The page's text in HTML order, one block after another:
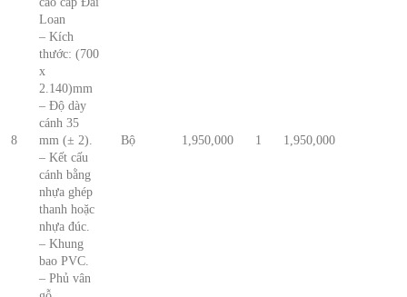
8
Loan
– Kích
thước: (700
x
2.140)mm
– Độ dày
cánh 35
mm (± 2).
– Kết cấu
cánh bằng
nhựa ghép
thanh hoặc
nhựa đúc.
– Khung
bao PVC.
– Phủ vân
Bộ 1,950,000 1 1,950,000